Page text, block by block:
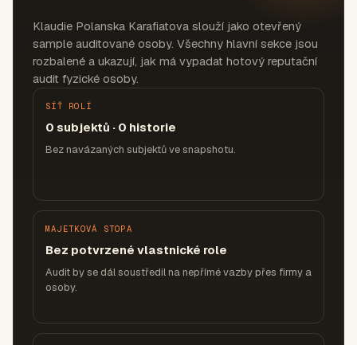
Klaudie Polanska Karafiatova slouží jako otevřený
sample auditované osoby. Všechny hlavní sekce jsou
rozbalené a ukazují, jak má vypadat hotový reputační
audit fyzické osoby.
SÍŤ ROLÍ
0 subjektů · 0 historie
Bez navázaných subjektů ve snapshotu.
MAJETKOVÁ STOPA
Bez potvrzené vlastnické role
Audit by se dál soustředil na nepřímé vazby přes firmy a
osoby.